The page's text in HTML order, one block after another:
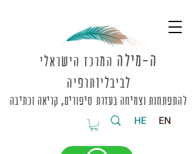
HE EN
ה-מילה המרכז הישראלי
לביבליותרפיה
להתפתחות וצמיחה בעזרת סיפורים, קריאה וכתיבה